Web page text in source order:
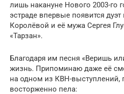
лишь накануне Нового 2003-го
эстраде впервые появится
Королёвой и её мужа Сергея
«Тарзан».
Благодаря им песня «Веришь
жизнь. Припоминаю даже её
на одном из КВН-выступлений,
восторженно пела: